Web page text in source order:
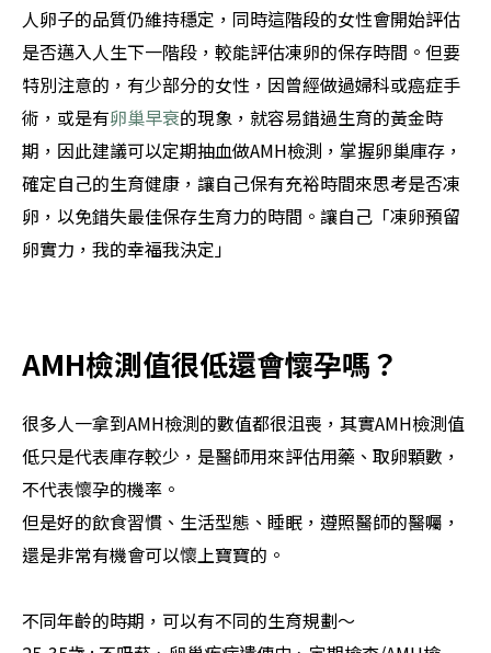
人卵子的品質仍維持穩定，同時這階段的女性會開始評估
是否邁入人生下一階段，較能評估凍卵的保存時間。但要
特別注意的，有少部分的女性，因曾經做過婦科或癌症手
術，或是有卵巢早衰的現象，就容易錯過生育的黃金時
期，因此建議可以定期抽血做AMH檢測，掌握卵巢庫存，
確定自己的生育健康，讓自己保有充裕時間來思考是否凍
卵，以免錯失最佳保存生育力的時間。讓自己「凍卵預留
卵實力，我的幸福我決定」
AMH檢測值很低還會懷孕嗎？
很多人一拿到AMH檢測的數值都很沮喪，其實AMH檢測值
低只是代表庫存較少，是醫師用來評估用藥、取卵顆數，
不代表懷孕的機率。
但是好的飲食習慣、生活型態、睡眠，遵照醫師的醫囑，
還是非常有機會可以懷上寶寶的。
不同年齡的時期，可以有不同的生育規劃～